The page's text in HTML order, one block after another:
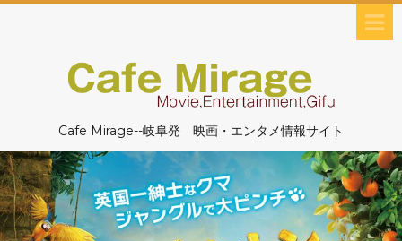
Cafe Mirage--岐阜発 映画・エンタメ情報サイト